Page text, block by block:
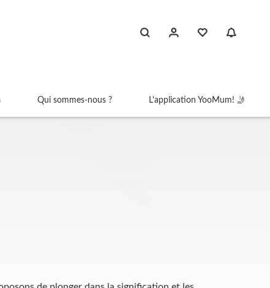
Qui sommes-nous ? L'application YooMum! 🤳